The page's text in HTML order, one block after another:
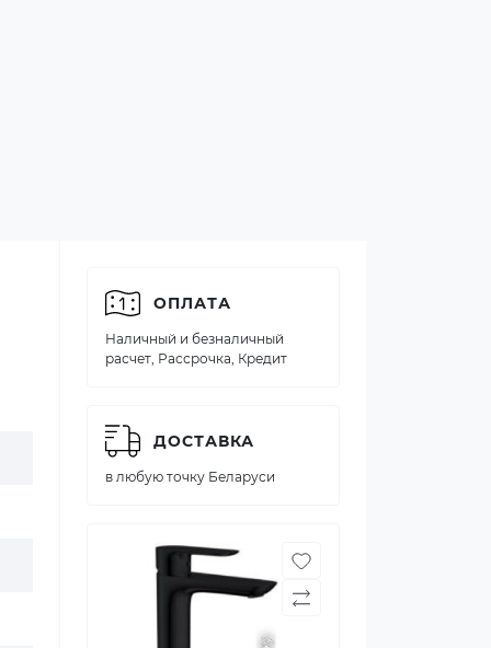
ОПЛАТА
Наличный и безналичный
расчет, Рассрочка, Кредит
ДОСТАВКА
в любую точку Беларуси